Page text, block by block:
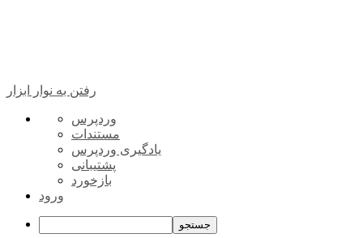
رفتن به نوار ابزار
درباره
وردپرس
وردپرس
مستندات
یادگیری وردپرس
پشتیبانی
بازخورد
ورود
جستجو